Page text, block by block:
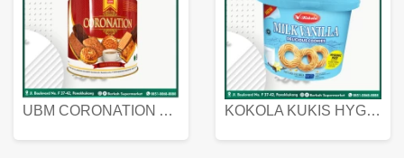
UBM CORONATION ASSORTED BISKUIT KALENG 450 GRAM KOKOLA KUKIS HYGIENIC MILK VANILLA PACK 320 GR